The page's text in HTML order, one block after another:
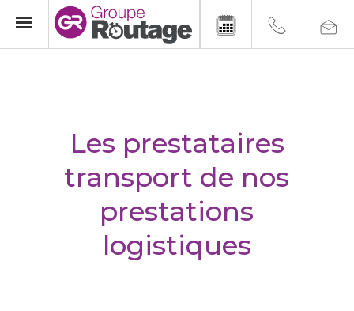
Les prestataires
transport de nos
prestations
logistiques